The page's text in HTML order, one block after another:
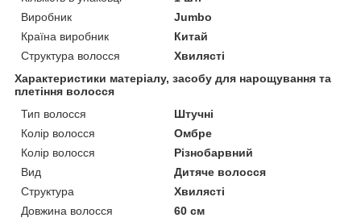
Виробник
Jumbo
Країна виробник
Китай
Структура волосся
Хвилясті
Характеристики матеріалу, засобу для нарощування та
плетіння волосся
Тип волосся
Штучні
Колір волосся
Омбре
Колір волосся
Різнобарвний
Вид
Дитяче волосся
Структура
Хвилясті
Довжина волосся
60 см